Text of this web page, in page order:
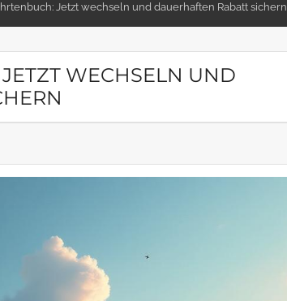
Jetzt wechseln und dauerhaften Rabatt sichern
WECHSELN UND